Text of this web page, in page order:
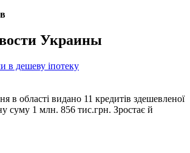
Украины
в дешеву іпотеку
в області видано 11 кредитів здешевленої
суму 1 млн. 856 тис.грн. Зростає й